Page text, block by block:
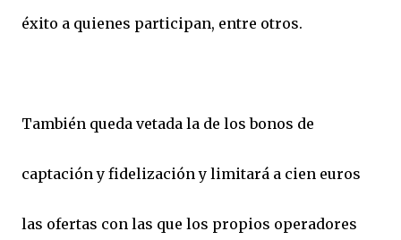
éxito a quienes participan, entre otros.
También queda vetada la de los bonos de
captación y fidelización y limitará a cien euros
las ofertas con las que los propios operadores